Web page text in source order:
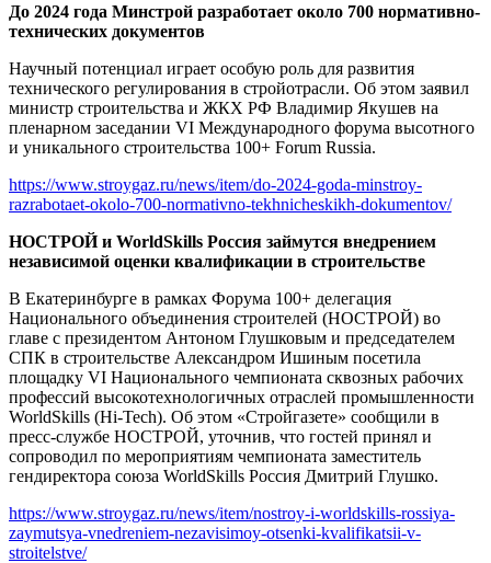
До 2024 года Минстрой разработает около 700 нормативно-
технических документов
Научный потенциал играет особую роль для развития
технического регулирования в стройотрасли. Об этом заявил
министр строительства и ЖКХ РФ Владимир Якушев на
пленарном заседании VI Международного форума высотного
и уникального строительства 100+ Forum Russia.
https://www.stroygaz.ru/news/item/do-2024-goda-minstroy-
razrabotaet-okolo-700-normativno-tekhnicheskikh-dokumentov/
НОСТРОЙ и WorldSkills Россия займутся внедрением
независимой оценки квалификации в строительстве
В Екатеринбурге в рамках Форума 100+ делегация
Национального объединения строителей (НОСТРОЙ) во
главе с президентом Антоном Глушковым и председателем
СПК в строительстве Александром Ишиным посетила
площадку VI Национального чемпионата сквозных рабочих
профессий высокотехнологичных отраслей промышленности
WorldSkills (Hi-Tech). Об этом «Стройгазете» сообщили в
пресс-службе НОСТРОЙ, уточнив, что гостей принял и
сопроводил по мероприятиям чемпионата заместитель
гендиректора союза WorldSkills Россия Дмитрий Глушко.
https://www.stroygaz.ru/news/item/nostroy-i-worldskills-rossiya-
zaymutsya-vnedreniem-nezavisimoy-otsenki-kvalifikatsii-v-
stroitelstve/